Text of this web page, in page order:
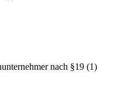
nach §19 (1)